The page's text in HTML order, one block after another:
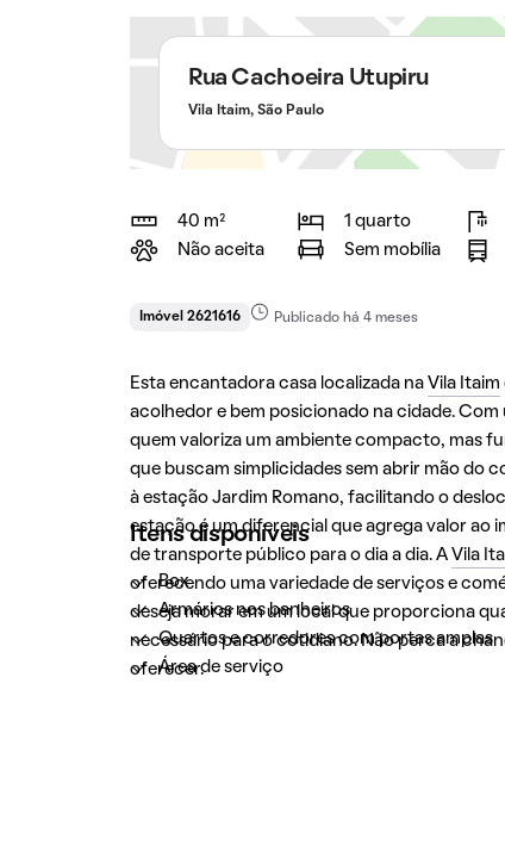
Rua Cachoeira Utupiru
Vila Itaim, São Paulo
40 m² 1 quarto
Não aceita
Sem mobília
Imóvel 2621616 Publicado há 4 meses
Esta encantadora casa localizada na Vila Itaim
acolhedor e bem posicionado na cidade.
quem valoriza um ambiente compacto, mas
que buscam simplicidades sem abrir mão do
à estação Jardim Romano, facilitando o
estação é um diferencial que agrega valor ao
de transporte público para o dia a dia. A Vila
oferecendo uma variedade de serviços e
deseja morar em um local que proporciona
necessário para o cotidiano. Não perca a
oferecer.
Itens disponíveis
Box
Armários nos banheiros
Quartos e corredores com portas amplas
Área de serviço